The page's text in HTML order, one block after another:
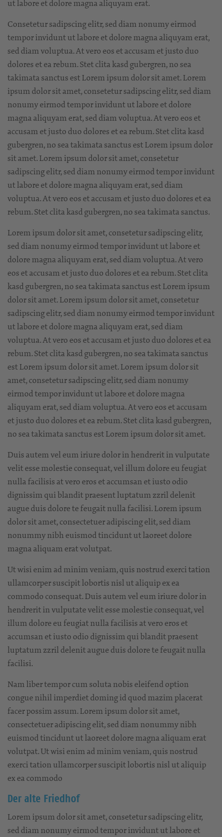
ut labore et dolore magna aliquyam erat.
Consetetur sadipscing elitr, sed diam nonumy eirmod
tempor invidunt ut labore et dolore magna aliquyam erat,
sed diam voluptua. At vero eos et accusam et justo duo
dolores et ea rebum. Stet clita kasd gubergren, no sea
takimata sanctus est Lorem ipsum dolor sit amet. Lorem
ipsum dolor sit amet, consetetur sadipscing elitr, sed diam
nonumy eirmod tempor invidunt ut labore et dolore
magna aliquyam erat, sed diam voluptua. At vero eos et
accusam et justo duo dolores et ea rebum. Stet clita kasd
gubergren, no sea takimata sanctus est Lorem ipsum dolor
sit amet. Lorem ipsum dolor sit amet, consetetur
sadipscing elitr, sed diam nonumy eirmod tempor invidunt
ut labore et dolore magna aliquyam erat, sed diam
voluptua. At vero eos et accusam et justo duo dolores et ea
rebum. Stet clita kasd gubergren, no sea takimata sanctus.
Lorem ipsum dolor sit amet, consetetur sadipscing elitr,
sed diam nonumy eirmod tempor invidunt ut labore et
dolore magna aliquyam erat, sed diam voluptua. At vero
eos et accusam et justo duo dolores et ea rebum. Stet clita
kasd gubergren, no sea takimata sanctus est Lorem ipsum
dolor sit amet. Lorem ipsum dolor sit amet, consetetur
sadipscing elitr, sed diam nonumy eirmod tempor invidunt
ut labore et dolore magna aliquyam erat, sed diam
voluptua. At vero eos et accusam et justo duo dolores et ea
rebum. Stet clita kasd gubergren, no sea takimata sanctus
est Lorem ipsum dolor sit amet. Lorem ipsum dolor sit
amet, consetetur sadipscing elitr, sed diam nonumy
eirmod tempor invidunt ut labore et dolore magna
aliquyam erat, sed diam voluptua. At vero eos et accusam
et justo duo dolores et ea rebum. Stet clita kasd gubergren,
no sea takimata sanctus est Lorem ipsum dolor sit amet.
Duis autem vel eum iriure dolor in hendrerit in vulputate
velit esse molestie consequat, vel illum dolore eu feugiat
nulla facilisis at vero eros et accumsan et iusto odio
dignissim qui blandit praesent luptatum zzril delenit
augue duis dolore te feugait nulla facilisi. Lorem ipsum
dolor sit amet, consectetuer adipiscing elit, sed diam
nonummy nibh euismod tincidunt ut laoreet dolore
magna aliquam erat volutpat.
Ut wisi enim ad minim veniam, quis nostrud exerci tation
ullamcorper suscipit lobortis nisl ut aliquip ex ea
commodo consequat. Duis autem vel eum iriure dolor in
hendrerit in vulputate velit esse molestie consequat, vel
illum dolore eu feugiat nulla facilisis at vero eros et
accumsan et iusto odio dignissim qui blandit praesent
luptatum zzril delenit augue duis dolore te feugait nulla
facilisi.
Nam liber tempor cum soluta nobis eleifend option
congue nihil imperdiet doming id quod mazim placerat
facer possim assum. Lorem ipsum dolor sit amet,
consectetuer adipiscing elit, sed diam nonummy nibh
euismod tincidunt ut laoreet dolore magna aliquam erat
volutpat. Ut wisi enim ad minim veniam, quis nostrud
exerci tation ullamcorper suscipit lobortis nisl ut aliquip
ex ea commodo
Der alte Friedhof
Lorem ipsum dolor sit amet, consetetur sadipscing elitr,
sed diam nonumy eirmod tempor invidunt ut labore et